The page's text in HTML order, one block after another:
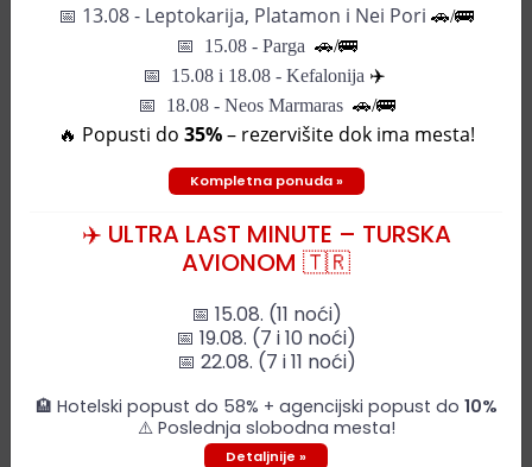
Mapa grada
📅 13.08 - Leptokarija, Platamon i Nei Pori 🚗/🚌
📅 15.08 - Parga 🚗/🚌
📅 15.08 i 18.08 - Kefalonija ✈️
📅 18.08 - Neos Marmaras 🚗/🚌
🔥 Popusti do 35%– rezervišite dok ima mesta!
Kompletna ponuda »
✈️ ULTRA LAST MINUTE – TURSKA
AVIONOM 🇹🇷
📅 15.08. (11 noći)
📅 19.08. (7 i 10 noći)
📅 22.08. (7 i 11 noći)
🏨 Hotelski popust do 58% + agencijski popust do 10%
⚠️ Poslednja slobodna mesta!
Detaljnije »
Wellness & spa
Daleke destinacije